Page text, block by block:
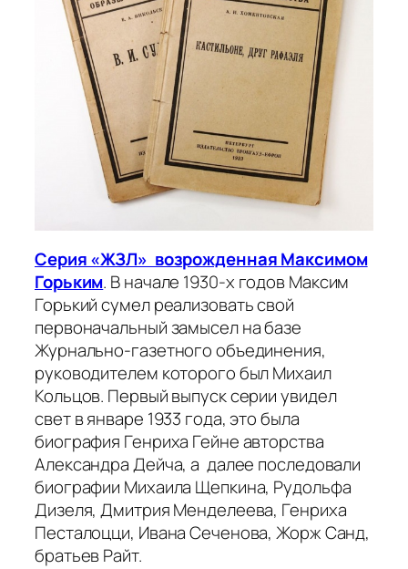
Серия «ЖЗЛ» возрожденная Максимом
Горьким. В начале 1930-х годов Максим
Горький сумел реализовать свой
первоначальный замысел на базе
Журнально-газетного объединения,
руководителем которого был Михаил
Кольцов. Первый выпуск серии увидел
свет в январе 1933 года, это была
биография Генриха Гейне авторства
Александра Дейча, а далее последовали
биографии Михаила Щепкина, Рудольфа
Дизеля, Дмитрия Менделеева, Генриха
Песталоцци, Ивана Сеченова, Жорж Санд,
братьев Райт.